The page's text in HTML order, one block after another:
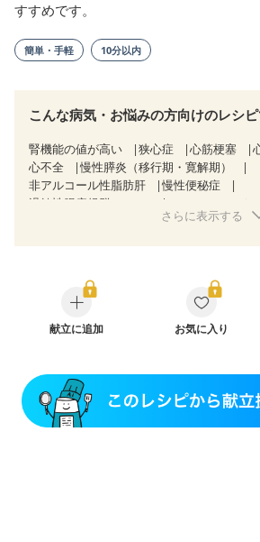
すすめです。
簡単・手軽 10分以内
こんな病気・お悩みの方向けのレシ
腎機能の値が高い 狭心症 心筋梗塞
心不全
慢性膵炎（移行期・寛解期）
非アルコール性脂肪肝
慢性便秘症
過敏性腸症候群（IBS）
CKD（ステージ１
食欲がない
妊娠中
妊娠糖尿病(初期)
産後（母乳）
産後（
産後（ミルク）
骨粗しょう症
フレイル（年齢に合わせた体作り）
さらに表示する
献立に追加 お気に入り